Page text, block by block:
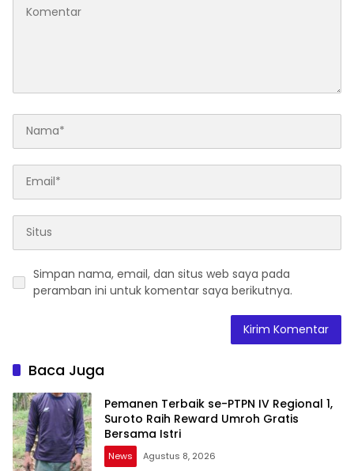
Simpan nama, email, dan situs web saya pada
peramban ini untuk komentar saya berikutnya.
Baca Juga
Pemanen Terbaik se-PTPN IV Regional 1,
Suroto Raih Reward Umroh Gratis
Bersama Istri
News Agustus 8, 2026